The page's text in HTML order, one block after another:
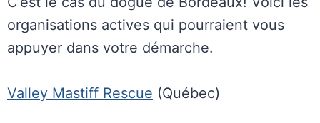
organisations actives qui pourraient vous
appuyer dans votre démarche.
Valley Mastiff Rescue (Québec)